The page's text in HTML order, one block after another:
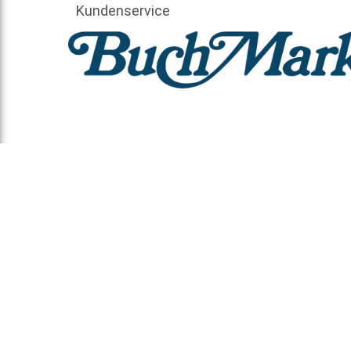
Kundenservice